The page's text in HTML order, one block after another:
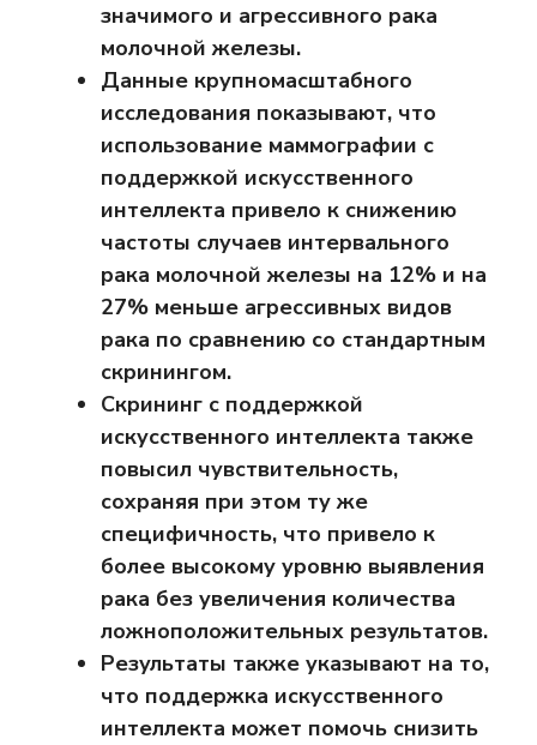
значимого и агрессивного рака
молочной железы.
Данные крупномасштабного
исследования показывают, что
использование маммографии с
поддержкой искусственного
интеллекта привело к снижению
частоты случаев интервального
рака молочной железы на 12% и на
27% меньше агрессивных видов
рака по сравнению со стандартным
скринингом.
Скрининг с поддержкой
искусственного интеллекта также
повысил чувствительность,
сохраняя при этом ту же
специфичность, что привело к
более высокому уровню выявления
рака без увеличения количества
ложноположительных результатов.
Результаты также указывают на то,
что поддержка искусственного
интеллекта может помочь снизить